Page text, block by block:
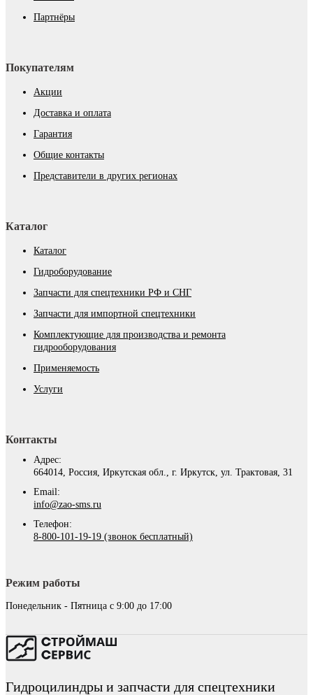
Партнёры
Покупателям
Акции
Доставка и оплата
Гарантия
Общие контакты
Представители в других регионах
Каталог
Каталог
Гидроборудование
Запчасти для спецтехники РФ и СНГ
Запчасти для импортной спецтехники
Комплектующие для производства и ремонта
гидрооборудования
Применяемость
Услуги
Контакты
Адрес:
664014, Россия, Иркутская обл., г. Иркутск, ул. Трактовая, 31
Email:
info@zao-sms.ru
Телефон:
8-800-101-19-19 (звонок бесплатный)
Режим работы
Понедельник - Пятница с 9:00 до 17:00
Гидроцилиндры и запчасти для спецтехники